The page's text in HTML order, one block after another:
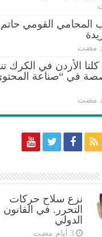
المحامي القومي حاتم
مضت
الأردن في الكرك
في “صناعة
مضت
نزع سلاح حركات
التحرر. في القانون
الدولي